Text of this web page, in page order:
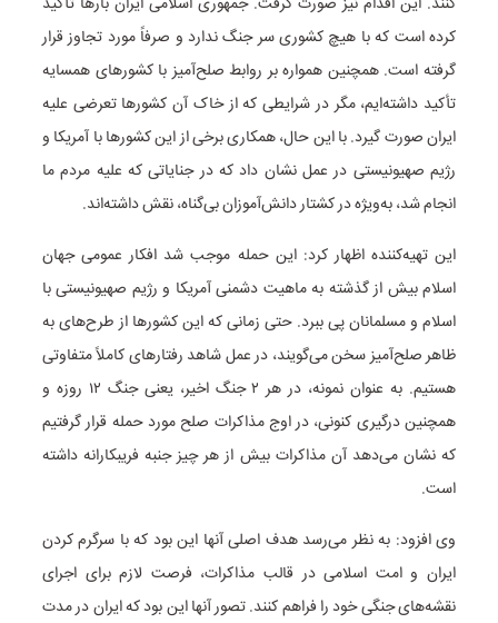
کرده است که با هیچ کشوری سر جنگ ندارد و صرفاً مورد تجاوز قرار
گرفته است. همچنین همواره بر روابط صلح‌آمیز با کشورهای همسایه
تأکید داشته‌ایم، مگر در شرایطی که از خاک آن کشورها تعرضی علیه
ایران صورت گیرد. با این حال، همکاری برخی از این کشورها با آمریکا و
رژیم صهیونیستی در عمل نشان داد که در جنایاتی که علیه مردم ما
انجام شد، به‌ویژه در کشتار دانش‌آموزان بی‌گناه، نقش داشته‌اند.
این تهیه‌کننده اظهار کرد: این حمله موجب شد افکار عمومی جهان
اسلام بیش از گذشته به ماهیت دشمنی آمریکا و رژیم صهیونیستی با
اسلام و مسلمانان پی ببرد. حتی زمانی که این کشورها از طرح‌های به
ظاهر صلح‌آمیز سخن می‌گویند، در عمل شاهد رفتارهای کاملاً متفاوتی
هستیم. به عنوان نمونه، در هر ۲ جنگ اخیر، یعنی جنگ ۱۲ ‌روزه و
همچنین درگیری کنونی، در اوج مذاکرات صلح مورد حمله قرار گرفتیم
که نشان می‌دهد آن مذاکرات بیش از هر چیز جنبه فریبکارانه داشته
است.
وی افزود: به نظر می‌رسد هدف اصلی آنها این بود که با سرگرم کردن
ایران و امت اسلامی در قالب مذاکرات، فرصت لازم برای اجرای
نقشه‌های جنگی خود را فراهم کنند. تصور آنها این بود که ایران در مدت